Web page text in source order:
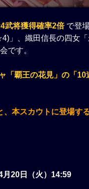
武将獲得確率2倍 で登
」、織田信長の四女
です。
「覇王の花見」の「
、本スカウトに登場す
月20日（火）14:59